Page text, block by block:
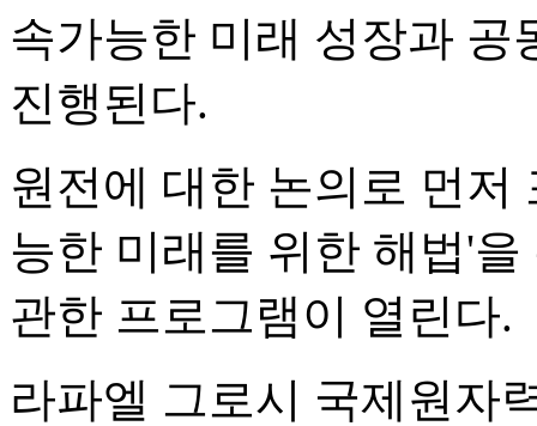
속가능한 미래 성장과 공
진행된다.
원전에 대한 논의로 먼저
능한 미래를 위한 해법'
관한 프로그램이 열린다.
라파엘 그로시 국제원자